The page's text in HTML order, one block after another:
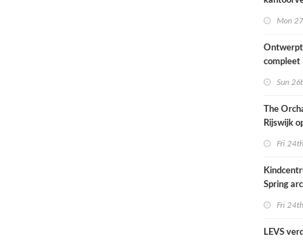
hernieuwd
Mon
compleet
Sun
The
Rijswijk
Fri
Spring
Fri
LEVS